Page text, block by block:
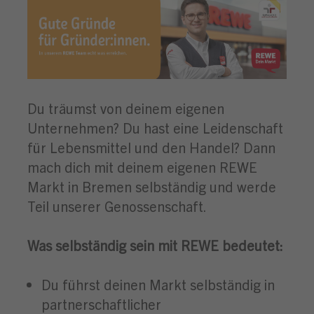
Du träumst von deinem eigenen
Unternehmen? Du hast eine Leidenschaft
für Lebensmittel und den Handel? Dann
mach dich mit deinem eigenen REWE
Markt in Bremen selbständig und werde
Teil unserer Genossenschaft.
Was selbständig sein mit REWE bedeutet:
Du führst deinen Markt selbständig in
partnerschaftlicher